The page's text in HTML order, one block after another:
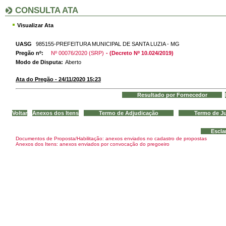
CONSULTA ATA
Visualizar Ata
UASG
985155-PREFEITURA MUNICIPAL DE SANTA LUZIA - MG
Pregão nº:
Nº 00076/2020 (SRP) - (Decreto Nº 10.024/2019)
Modo de Disputa: Aberto
Ata do Pregão - 24/11/2020 15:23
Documentos de Proposta/Habilitação: anexos enviados no cadastro de propostas
Anexos dos Itens: anexos enviados por convocação do pregoeiro